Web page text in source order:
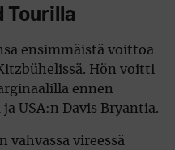
Tourilla
ensimmäistä voittoa
Hön voitti
ennen
USA:n Davis Bryantia.
vahvassa vireessä